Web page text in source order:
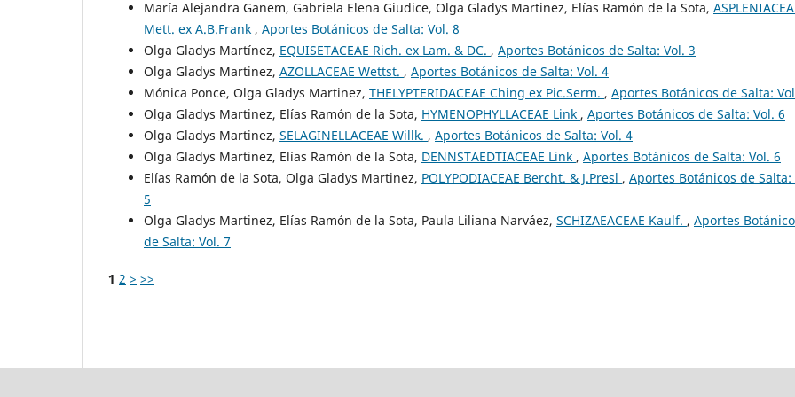
María Alejandra Ganem, Gabriela Elena Giudice, Olga Gladys Martinez, Elías Ramón de la Sota,
Mett. ex A.B.Frank , Aportes Botánicos de Salta: Vol. 8
Olga Gladys Martínez, EQUISETACEAE Rich. ex Lam. & DC. , Aportes Botánicos de Salta: Vol. 3
Olga Gladys Martinez, AZOLLACEAE Wettst. , Aportes Botánicos de Salta: Vol. 4
Mónica Ponce, Olga Gladys Martinez, THELYPTERIDACEAE Ching ex Pic.Serm. , Aportes Botánicos de Salta:
Olga Gladys Martinez, Elías Ramón de la Sota, HYMENOPHYLLACEAE Link , Aportes Botánicos de Salta: Vol. 6
Olga Gladys Martinez, SELAGINELLACEAE Willk. , Aportes Botánicos de Salta: Vol. 4
Olga Gladys Martinez, Elías Ramón de la Sota, DENNSTAEDTIACEAE Link , Aportes Botánicos de Salta: Vol. 6
Elías Ramón de la Sota, Olga Gladys Martinez, POLYPODIACEAE Bercht. & J.Presl , Aportes Botánicos de Salta:
5
Olga Gladys Martinez, Elías Ramón de la Sota, Paula Liliana Narváez, SCHIZAEACEAE Kaulf. , Aportes
de Salta: Vol. 7
1 2 > >>